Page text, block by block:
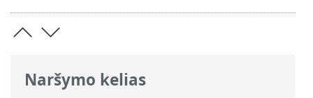
Naršymo kelias